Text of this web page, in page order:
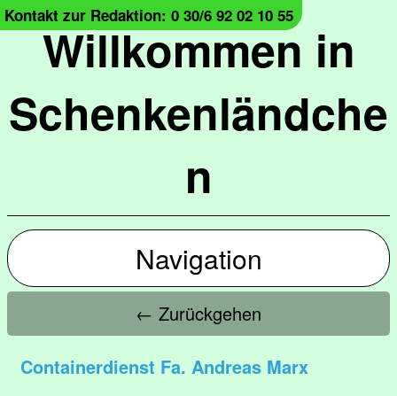
Willkommen in
Schenkenländche
n
Kontakt zur Redaktion: 0 30/6 92 02 10 55
Navigation
← Zurückgehen
Containerdienst Fa. Andreas Marx